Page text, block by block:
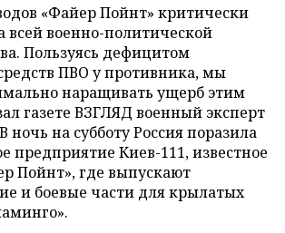
«Файер Пойнт» критически
всей военно-политической
Пользуясь дефицитом
ПВО у противника, мы
наращивать ущерб этим
газете ВЗГЛЯД военный эксперт
на субботу Россия поразила
Киев-111, известное
Пойнт», где выпускают
и боевые части для крылатых